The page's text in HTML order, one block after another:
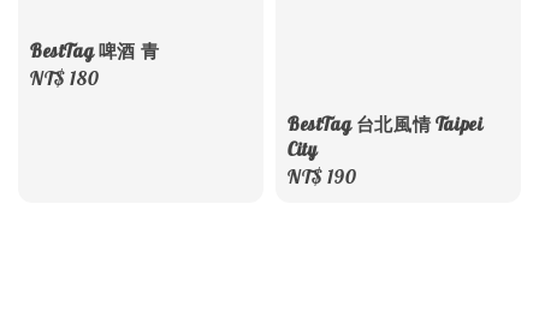
BestTag 啤酒 青
Regular
NT$ 180
BestTag 台北風情 Taipei
City
Regular
NT$ 190